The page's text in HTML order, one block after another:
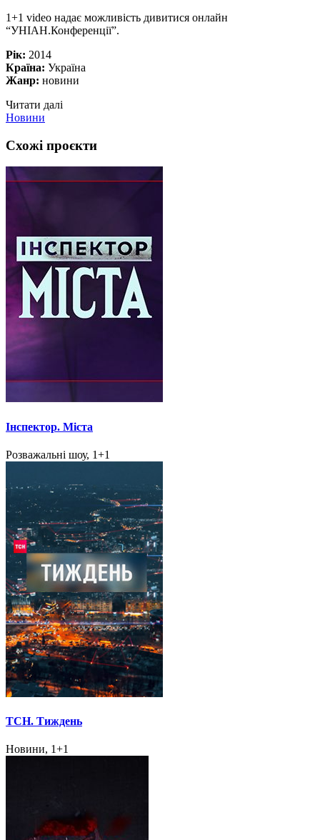
1+1 video надає можливість дивитися онлайн
“УНІАН.Конференції”.
Рік: 2014
Країна: Україна
Жанр: новини
Читати далі
Новини
Схожі проєкти
Інспектор. Міста
Розважальні шоу, 1+1
ТСН. Тиждень
Новини, 1+1